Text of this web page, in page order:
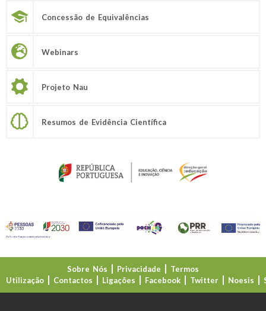
Concessão de Equivalências
Webinars
Projeto Nau
Resumos de Evidência Científica
Sobre Nós Privacidade
Termos
Utilização
Contactos Ligações Facebook Twitter Noesis